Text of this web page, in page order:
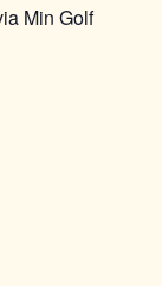
Min Golf